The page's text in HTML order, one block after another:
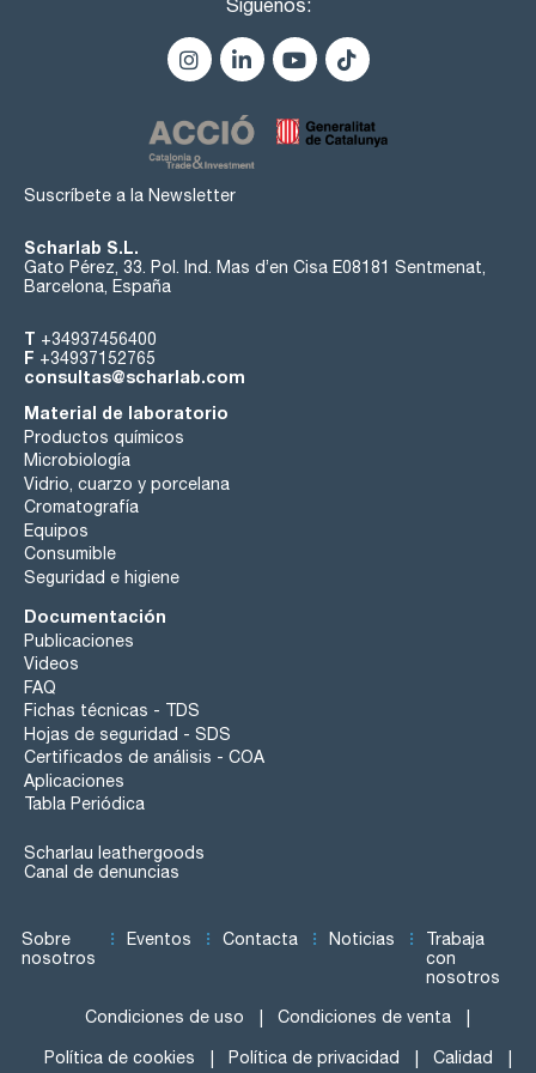
Síguenos:
Suscríbete a la Newsletter
Scharlab S.L.
Gato Pérez, 33. Pol. Ind. Mas d’en Cisa E08181 Sentmenat,
Barcelona, España
T +34937456400
F +34937152765
consultas@scharlab.com
Material de laboratorio
Productos químicos
Microbiología
Vidrio, cuarzo y porcelana
Cromatografía
Equipos
Consumible
Seguridad e higiene
Documentación
Publicaciones
Videos
FAQ
Fichas técnicas - TDS
Hojas de seguridad - SDS
Certificados de análisis - COA
Aplicaciones
Tabla Periódica
Scharlau leathergoods
Canal de denuncias
Sobre
nosotros
Eventos Contacta Noticias
Trabaja
con
nosotros
Condiciones de uso Condiciones de venta
Política de cookies Política de privacidad Calidad